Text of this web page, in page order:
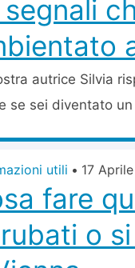
segnali
autrice Silvia
se sei diventato
utili • 17
fare
o